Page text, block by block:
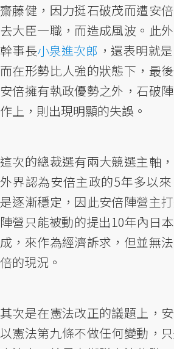
齋藤健，因力挺石破茂而遭安
去大臣一職，而造成風波。此
幹事長小泉進次郎 ，還表明就
而在形勢比人強的狀態下，最
安倍擁有執政優勢之外，石破
作上，則出現明顯的失誤。
這次的總裁選有兩大競選主軸
外界認為安倍主政的5年多以
是逐漸穩定，因此安倍陣營主
陣營只能被動的提出10年內日
成，來作為經濟訴求，但並無
倍的現況。
其次是在憲法改正的議題上，
以憲法第九條不做任何變動，